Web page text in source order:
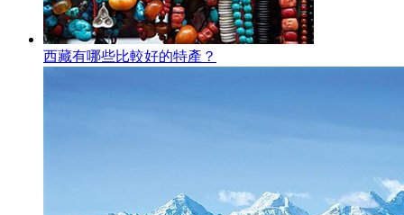
西藏有哪些比較好的特產？